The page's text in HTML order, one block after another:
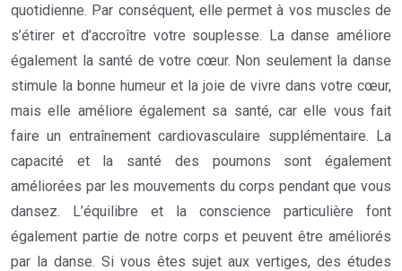
quotidienne. Par conséquent, elle permet à vos muscles de
s’étirer et d’accroître votre souplesse. La danse améliore
également la santé de votre cœur. Non seulement la danse
stimule la bonne humeur et la joie de vivre dans votre cœur,
mais elle améliore également sa santé, car elle vous fait
faire un entraînement cardiovasculaire supplémentaire. La
capacité et la santé des poumons sont également
améliorées par les mouvements du corps pendant que vous
dansez. L’équilibre et la conscience particulière font
également partie de notre corps et peuvent être améliorés
par la danse. Si vous êtes sujet aux vertiges, des études